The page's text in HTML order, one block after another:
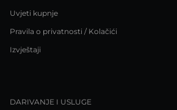
Uvjeti kupnje
Pravila o privatnosti / Kolačići
Izvještaji
DARIVANJE I USLUGE